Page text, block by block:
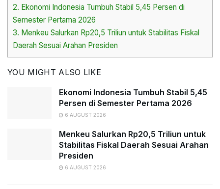
2. Ekonomi Indonesia Tumbuh Stabil 5,45 Persen di
Semester Pertama 2026
3. Menkeu Salurkan Rp20,5 Triliun untuk Stabilitas Fiskal
Daerah Sesuai Arahan Presiden
YOU MIGHT ALSO LIKE
Ekonomi Indonesia Tumbuh Stabil 5,45
Persen di Semester Pertama 2026
6 AUGUST 2026
Menkeu Salurkan Rp20,5 Triliun untuk
Stabilitas Fiskal Daerah Sesuai Arahan
Presiden
6 AUGUST 2026